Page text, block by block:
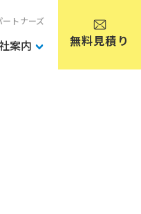
トナーズ
案内 無料見積り